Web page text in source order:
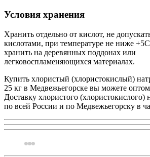
Условия хранения
Хранить отдельно от кислот, не
кислотами, при температуре не ниже
хранить на деревянных поддонах или
легковоспламеняющихся материалах.
Купить хлористый (хлористокислый)
25 кг в Медвежьегорске вы можете
Доставку хлористого (хлористокислого)
по всей России и по Медвежьегорску в